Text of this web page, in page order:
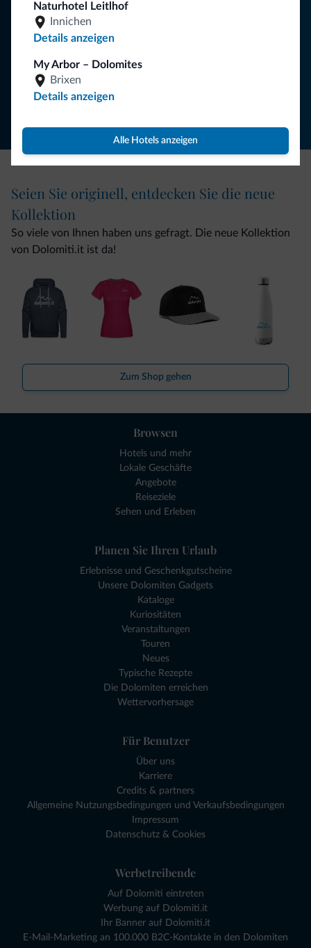
Naturhotel Leitlhof
Innichen
Details anzeigen
My Arbor – Dolomites
Brixen
Details anzeigen
Alle Hotels anzeigen
Folgen Sie Dolomiti.it auf
NEWSLETTER ABONNIEREN
Seien Sie originell, entdecken Sie die neue
Kollektion
So viele von Ihnen haben uns gefragt. Die neue Kollektion
von Dolomiti.it ist da!
Zum Shop gehen
Browsen
Hotels und mehr
Lokale Geschäfte
Angebote
Reiseziele
Sehen und Erleben
Planen Sie Ihren Urlaub
Erlebnisse und Geschenkgutscheine
Unsere Dolomiten Gadgets
Kataloge
Kuriositäten
Veranstaltungen
Touren
Neues
Typische Rezepte
Die Dolomiten erreichen
Wettervorhersage
Für Benutzer
Über uns
Karriere
Credits & partners
Allgemeine Nutzungsbedingungen und Verkaufsbedingungen
Impressum
Datenschutz & Cookies
Werbetreibende
Auf Dolomiti eintreten
Werbung auf Dolomiti.it
Ihr Banner auf Dolomiti.it
E-Mail-Marketing an 100.000 B2C-Kontakte in den Dolomiten